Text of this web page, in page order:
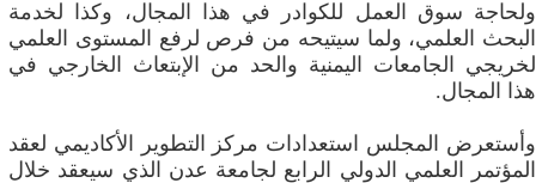
ولحاجة سوق العمل للكوادر في هذا المجال، وكذا لخدمة
البحث العلمي، ولما سيتيحه من فرص لرفع المستوى العلمي
لخريجي الجامعات اليمنية والحد من الإبتعاث الخارجي في
هذا المجال.
وأستعرض المجلس استعدادات مركز التطوير الأكاديمي لعقد
المؤتمر العلمي الدولي الرابع لجامعة عدن الذي سيعقد خلال